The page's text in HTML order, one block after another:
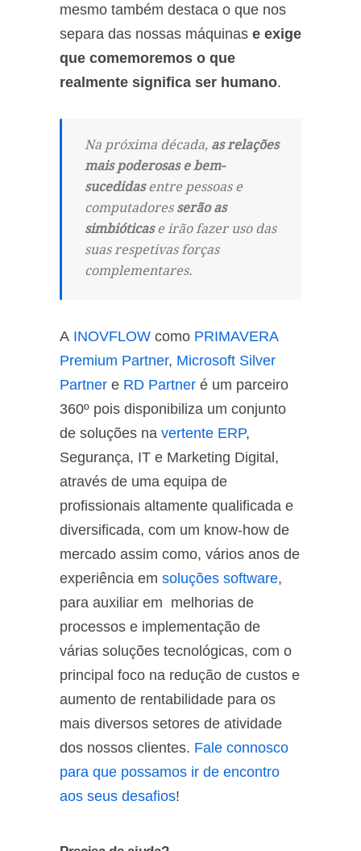
mesmo também destaca o que nos
separa das nossas máquinas e exige
que comemoremos o que
realmente significa ser humano.
Na próxima década, as relações
mais poderosas e bem-
sucedidasentre pessoas e
computadores serão as
simbióticase irão fazer uso das
suas respetivas forças
complementares.
A INOVFLOW como PRIMAVERA
Premium Partner, Microsoft Silver
Partner e RD Partner é um parceiro
360º pois disponibiliza um conjunto
de soluções na vertente ERP,
Segurança, IT e Marketing Digital,
através de uma equipa de
profissionais altamente qualificada e
diversificada, com um know-how de
mercado assim como, vários anos de
experiência em soluções software,
para auxiliar em melhorias de
processos e implementação de
várias soluções tecnológicas, com o
principal foco na redução de custos e
aumento de rentabilidade para os
mais diversos setores de atividade
dos nossos clientes. Fale connosco
para que possamos ir de encontro
aos seus desafios!